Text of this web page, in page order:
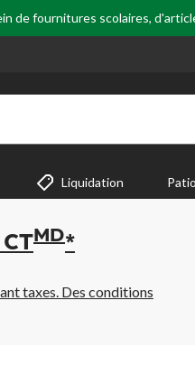
de fournitures scolaires,
Liquidation
MD*
taxes. Des conditions